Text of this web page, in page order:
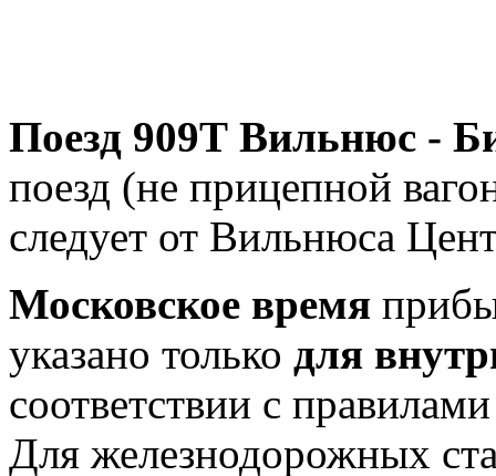
Поезд 909Т Вильнюс -
поезд (не прицепной
следует от Вильнюса
Московское время
указано только для
соответствии с
Для железнодорожных